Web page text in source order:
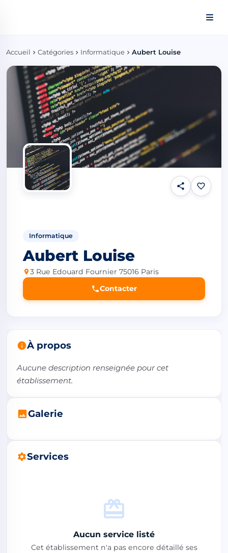
Accueil Catégories Informatique Aubert Louise
Informatique
Aubert Louise
3 Rue Edouard Fournier 75016 Paris
Contacter
À propos
Aucune description renseignée pour cet
établissement.
Galerie
Services
Aucun service listé
Cet établissement n'a pas encore détaillé ses